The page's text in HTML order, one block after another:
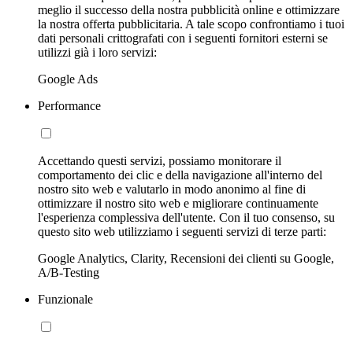
meglio il successo della nostra pubblicità online e ottimizzare
la nostra offerta pubblicitaria. A tale scopo confrontiamo i tuoi
dati personali crittografati con i seguenti fornitori esterni se
utilizzi già i loro servizi:
Google Ads
Performance
Accettando questi servizi, possiamo monitorare il
comportamento dei clic e della navigazione all'interno del
nostro sito web e valutarlo in modo anonimo al fine di
ottimizzare il nostro sito web e migliorare continuamente
l'esperienza complessiva dell'utente. Con il tuo consenso, su
questo sito web utilizziamo i seguenti servizi di terze parti:
Google Analytics, Clarity, Recensioni dei clienti su Google,
A/B-Testing
Funzionale